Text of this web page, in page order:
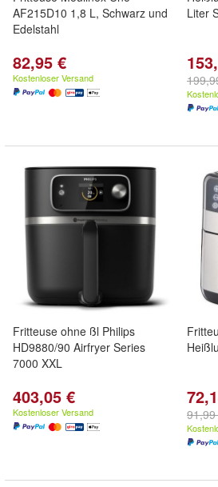
AF215D10 1,8 L, Schwarz und
Edelstahl
82,95 €
Kostenloser Versand
Liter
Fritteuse ohne ßl Philips
HD9880/90 Airfryer Series
7000 XXL
403,05 €
Kostenloser Versand